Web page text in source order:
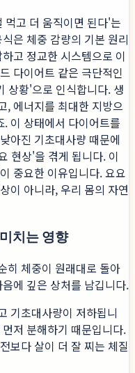
먹고 더 움직이면 된다'는
은 체중 감량의 기본 원리
고 정교한 시스템으로 이
다이어트 같은 극단적인
상황'으로 인식합니다. 생
, 에너지를 최대한 지방으
이 상태에서 다이어트를
아진 기초대사량 때문에
현상'을 겪게 됩니다. 이
중요한 이유입니다. 요요
이 아니라, 우리 몸의 자연
치는 영향
히 체중이 원래대로 돌아
에 깊은 상처를 남깁니다.
기초대사량이 저하됩니
저 분해하기 때문입니다.
보다 살이 더 잘 찌는 체질